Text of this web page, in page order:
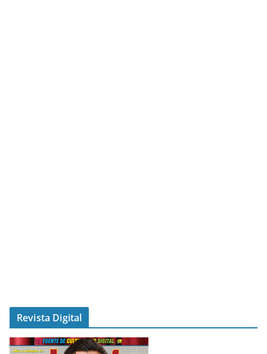
Revista Digital